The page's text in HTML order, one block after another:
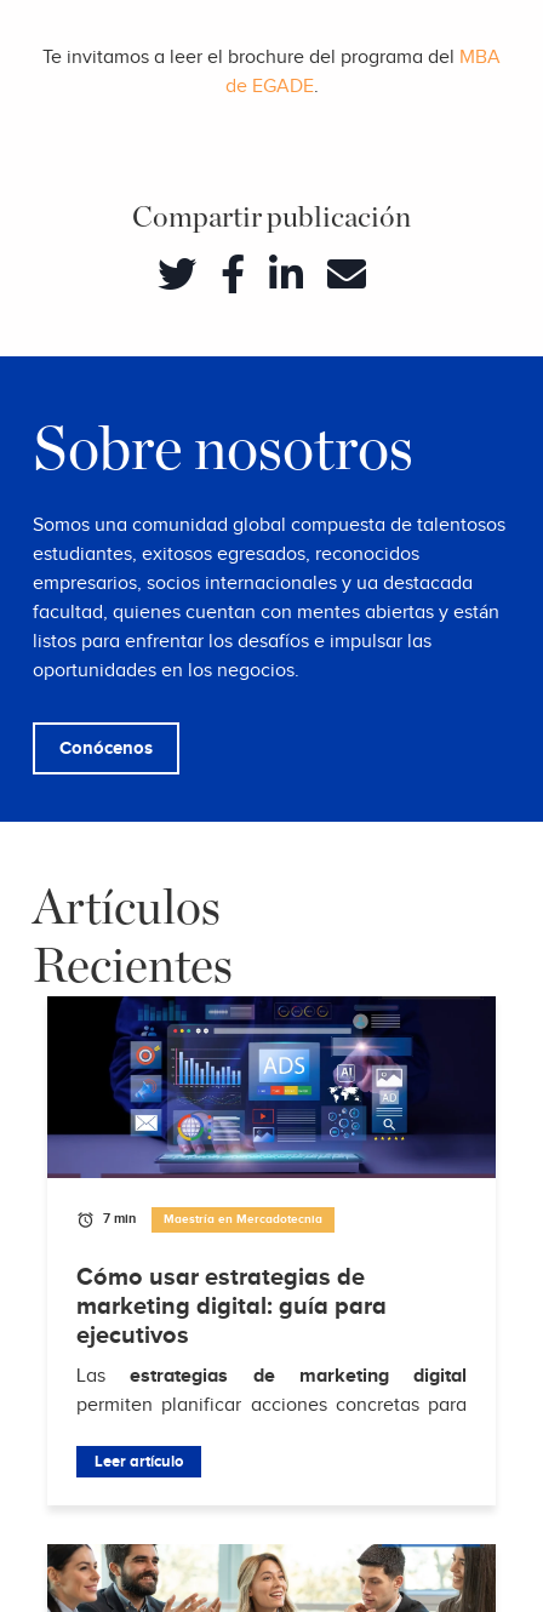
Te invitamos a leer el brochure del programa del MBA
de EGADE.
Compartir publicación
Sobre nosotros
Somos una comunidad global compuesta de talentosos
estudiantes, exitosos egresados, reconocidos
empresarios, socios internacionales y ua destacada
facultad, quienes cuentan con mentes abiertas y están
listos para enfrentar los desafíos e impulsar las
oportunidades en los negocios.
Conócenos
Artículos
Recientes
7 min Maestría en Mercadotecnia
Cómo usar estrategias de
marketing digital: guía para
ejecutivos
Lasestrategias de marketing digital
permiten planificar acciones concretas para
fortalecer la relación con la audiencia en...
Leer artículo